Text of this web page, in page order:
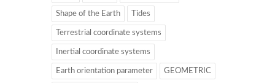
Shape of the Earth Tides
Terrestrial coordinate systems
Inertial coordinate systems
Earth orientation parameter GEOMETRIC